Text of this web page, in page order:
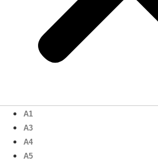
A1
A3
A4
A5